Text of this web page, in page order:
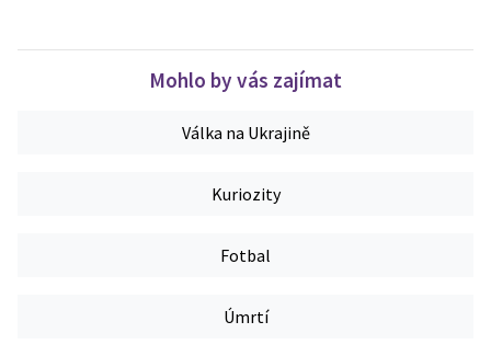
Mohlo by vás zajímat
Válka na Ukrajině
Kuriozity
Fotbal
Úmrtí